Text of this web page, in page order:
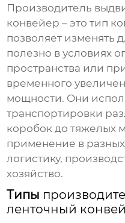
Производитель
конвейер – это тип
позволяет изменять
полезно в условиях
пространства или
временного
мощности. Они
транспортировки
коробок до тяжелых
применение в
логистику,
хозяйство.
Типы
ленточный